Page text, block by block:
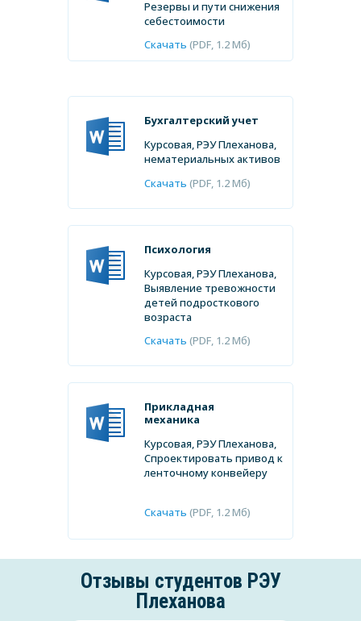
Скачать (PDF, 1.2 Мб)
Резервы и пути снижения
себестоимости
Психология
Скачать (PDF, 1.2 Мб)
Курсовая, РЭУ Плеханова,
Выявление тревожности
детей подросткового
возраста
Бухгалтерский учет
Скачать (PDF, 1.2 Мб)
Курсовая, РЭУ Плеханова,
нематериальных активов
Прикладная
механика
Скачать (PDF, 1.2 Мб)
Курсовая, РЭУ Плеханова,
Спроектировать привод к
ленточному конвейеру
Отзывы студентов РЭУ
Плеханова